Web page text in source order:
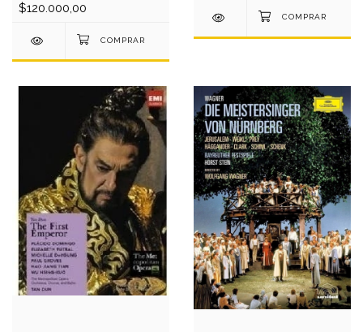
$120.000,00